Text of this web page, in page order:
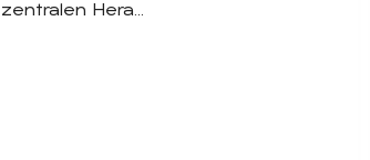
zentralen Hera…